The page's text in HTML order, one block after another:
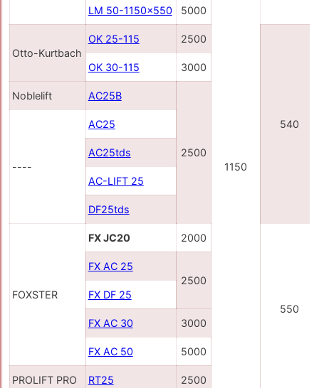
1150
LM 50-1150x550 5000
Otto-Kurtbach
OK 25-115 2500
540
OK 30-115 3000
Noblelift AC25B
2500
----
AC25
AC25tds
AC-LIFT 25
DF25tds
FOXSTER
FX JC20 2000
550
FX AC 25
2500
FX DF 25
FX AC 30 3000
FX AC 50 5000
PROLIFT PRO RT25 2500